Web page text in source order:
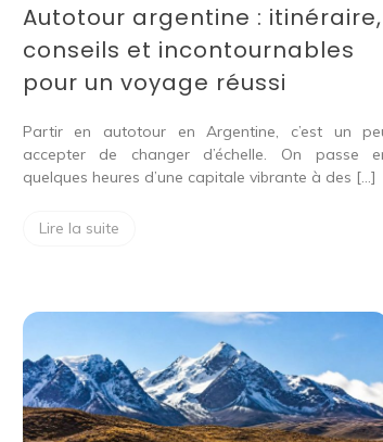
Autotour argentine : itinéraire,
conseils et incontournables
pour un voyage réussi
Partir en autotour en Argentine, c’est un
accepter de changer d’échelle. On passe
quelques heures d’une capitale vibrante à des […]
Lire la suite